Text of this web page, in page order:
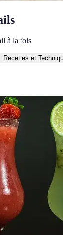
à la fois
Recettes et